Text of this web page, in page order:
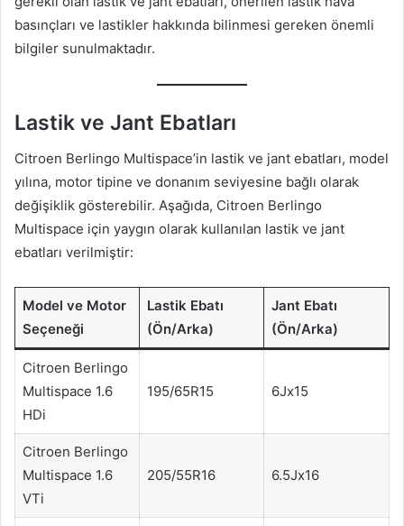
basınçları ve lastikler hakkında bilinmesi gereken önemli
bilgiler sunulmaktadır.
Lastik ve Jant Ebatları
Citroen Berlingo Multispace’in lastik ve jant ebatları, model
yılına, motor tipine ve donanım seviyesine bağlı olarak
değişiklik gösterebilir. Aşağıda, Citroen Berlingo
Multispace için yaygın olarak kullanılan lastik ve jant
ebatları verilmiştir:
Model ve Motor
Seçeneği
Lastik Ebatı
(Ön/Arka)
Jant Ebatı
(Ön/Arka)
Citroen Berlingo
Multispace 1.6
HDi
195/65R15 6Jx15
Citroen Berlingo
Multispace 1.6
VTi
205/55R16 6.5Jx16